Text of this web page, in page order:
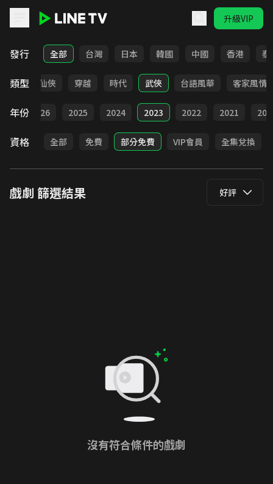
升級VIP
LINE TV - 戲劇
發行 全部 台灣 日本 韓國 中國 香港 泰
類型
療癒 仙俠 穿越 時代 武俠 台語風華 客家風情
年份
部 2026 2025 2024 2023 2022 2021
資格 全部 免費 部分免費 VIP會員 全集兌換
戲劇 篩選結果 好評
沒有符合條件的戲劇